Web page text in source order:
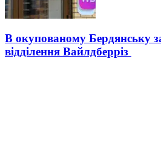
В окупованому Бердянську
відділення Вайлдберріз